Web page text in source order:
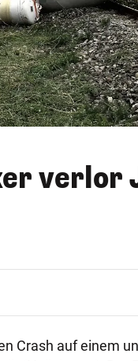
verlor
Crash auf einem